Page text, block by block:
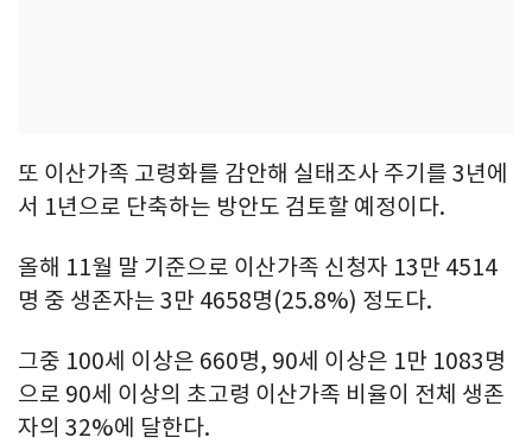
또 이산가족 고령화를 감안해 실태조사 주기를 3년에
서 1년으로 단축하는 방안도 검토할 예정이다.
올해 11월 말 기준으로 이산가족 신청자 13만 4514
명 중 생존자는 3만 4658명(25.8%) 정도다.
그중 100세 이상은 660명, 90세 이상은 1만 1083명
으로 90세 이상의 초고령 이산가족 비율이 전체 생존
자의 32%에 달한다.